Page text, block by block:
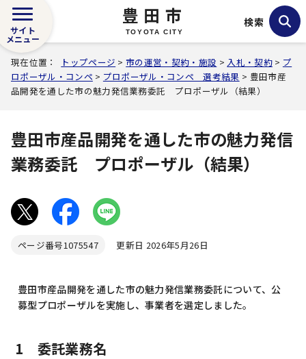
豊田市
TOYOTA CITY
サイト
メニュー
検索
現在位置： トップページ >市の運営・契約・施設 > 入札・契約> プ
ロポーザル・コンペ > プロポーザル・コンペ 選考結果 > 豊田市産
品開発を通した市の魅力発信業務委託 プロポーザル（結果）
豊田市産品開発を通した市の魅力発信
業務委託 プロポーザル（結果）
ページ番号1075547 更新日 2026年5月26日
豊田市産品開発を通した市の魅力発信業務委託について、公
募型プロポーザルを実施し、事業者を選定しました。
1 委託業務名